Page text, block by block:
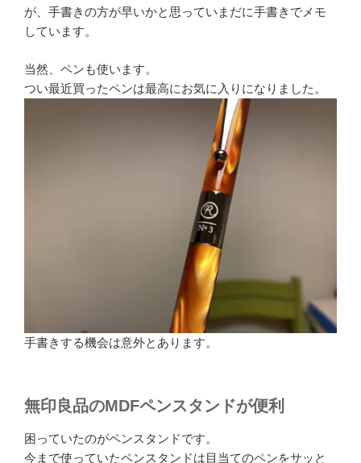
が、手書きの方が早いかと思っていまだに手書きでメモ
しています。
当然、ペンも使います。
つい最近買ったペンは最高にお気に入りになりました。
手書きする機会は意外とあります。
無印良品のMDFペンスタンドが便利
困っていたのがペンスタンドです。
今まで使っていたペンスタンドは目当てのペンをサッと